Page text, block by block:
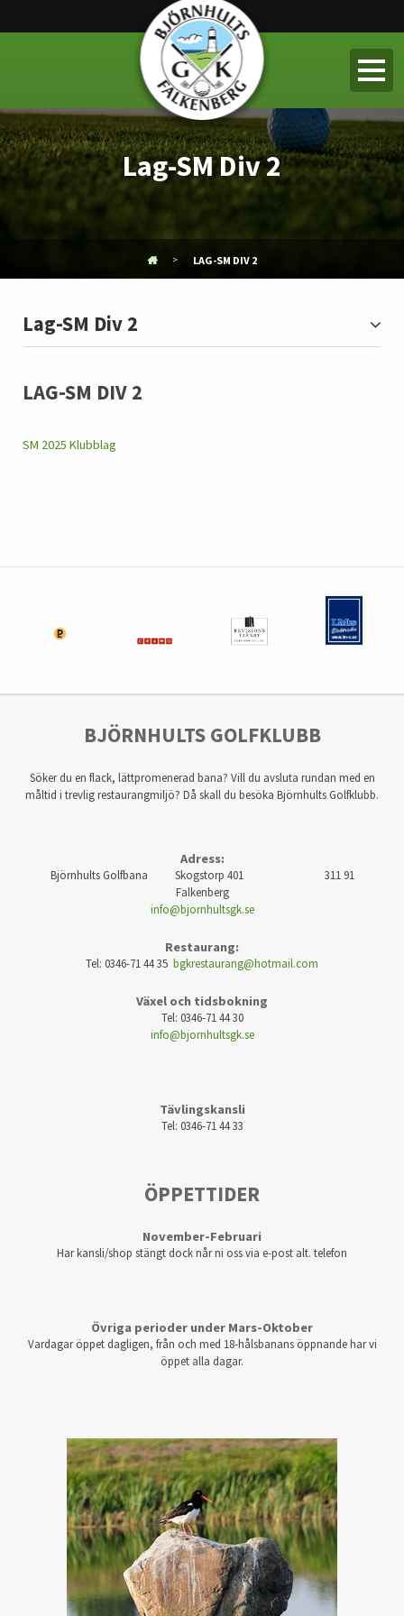
Lag-SM Div 2
LAG-SM DIV 2
Lag-SM Div 2
LAG-SM DIV 2
SM 2025 Klubblag
BJÖRNHULTS GOLFKLUBB
Söker du en flack, lättpromenerad bana? Vill du avsluta rundan med en
måltid i trevlig restaurangmiljö? Då skall du besöka Björnhults Golfklubb.
Adress:
Björnhults Golfbana Skogstorp 401 311 91
Falkenberg
info@bjornhultsgk.se
Restaurang:
Tel: 0346-71 44 35 bgkrestaurang@hotmail.com
Växel och tidsbokning
Tel: 0346-71 44 30
info@bjornhultsgk.se
Tävlingskansli
Tel: 0346-71 44 33
ÖPPETTIDER
November-Februari
Har kansli/shop stängt dock når ni oss via e-post alt. telefon
Övriga perioder under Mars-Oktober
Vardagar öppet dagligen, från och med 18-hålsbanans öppnande har vi
öppet alla dagar.